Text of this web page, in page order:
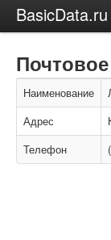
BasicData.ru
Наименование
Адрес
Телефон